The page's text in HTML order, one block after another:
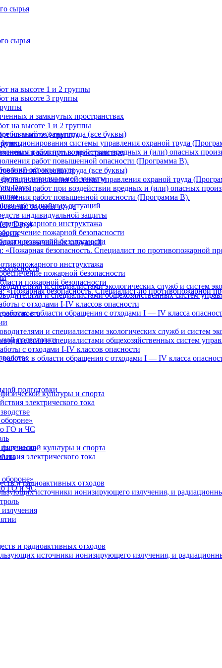
сырья
на высоте 1 и 2 группы
на высоте 3 группы
и замкнутых пространствах
охраны труда (все буквы)
системы управления охраной труда
работ при воздействии вредных и (или) опасных
работ повышенной опасности (Программа В).
охраны труда
индивидуальной защиты
Days)
чрезвычайных ситуаций
инструктажа
пожарной безопасности
пожарной безопасности
«Пожарная безопасность. Специалист по противопожарной
и специалистами экологических служб и систем
и специалистами общехозяйственных систем
с отходами I-IV классов опасности
в области обращения с отходами I — IV класса
подготовки
культуры и спорта
электрического тока
ГО и ЧС
и радиоактивных отходов
источники ионизирующего излучения, и
сырья
на высоте 1 и 2 группы
на высоте 3 группы
и замкнутых пространствах
охраны труда (все буквы)
системы управления охраной труда
работ при воздействии вредных и (или) опасных
работ повышенной опасности (Программа В).
охраны труда
индивидуальной защиты
Days)
чрезвычайных ситуаций
инструктажа
пожарной безопасности
пожарной безопасности
«Пожарная безопасность. Специалист по противопожарной
и специалистами экологических служб и систем
и специалистами общехозяйственных систем
с отходами I-IV классов опасности
в области обращения с отходами I — IV класса
подготовки
культуры и спорта
электрического тока
ГО и ЧС
и радиоактивных отходов
источники ионизирующего излучения, и